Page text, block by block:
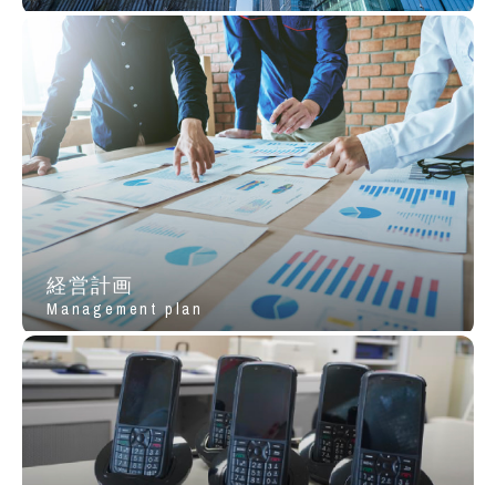
経営計画
Management plan